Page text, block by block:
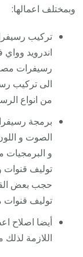
وبمختلف اعمالها:
تركيب
اندرويد وواي
رسيفرات
الى تركيب
من انواع
برمجة
الصوت و
و البرمجيات
توليف قنوات
حجب بعض
توليف
أيضا اصلاح
اللازمة